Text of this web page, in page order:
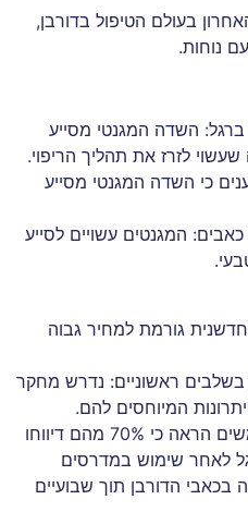
בעולם הטיפול בדורבן,
נוחות.
השדה המגנטי מסייע
לזרז את תהליך הריפוי.
כי השדה המגנטי מסייע
המגנטים עשויים לסייע
גורמת למחיר גבוה
בשלבים ראשוניים: נדרש מחקר
המיוחסים להם.
סקר שנערך בקרב 300 משתמשים הראה כי 70% מהם דיווחו
לאחר שימוש במדרסים
על הפחתה בכאבי הדורבן תוך שבועיים